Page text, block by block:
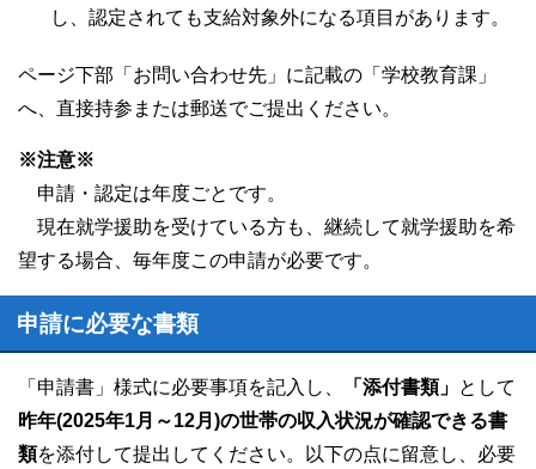
し、認定されても支給対象外になる項目があります。
ページ下部「お問い合わせ先」に記載の「学校教育課」
へ、直接持参または郵送でご提出ください。
※注意※
申請・認定は年度ごとです。
現在就学援助を受けている方も、継続して就学援助を希
望する場合、毎年度この申請が必要です。
申請に必要な書類
「申請書」様式に必要事項を記入し、 「添付書類」 として
昨年(2025年1月～12月)の世帯の収入状況が確認できる書
類を添付して提出してください。以下の点に留意し、必要